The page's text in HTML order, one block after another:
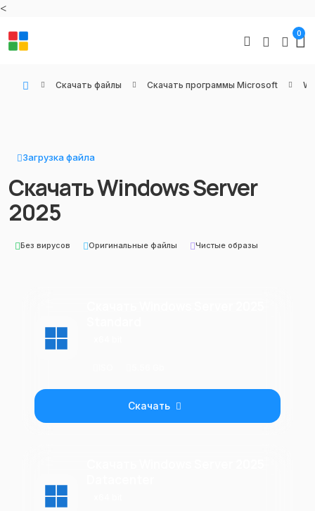
<
0
Скачать файлы Скачать программы Microsoft
Загрузка файла
Скачать Windows Server
2025
Без вирусов Оригинальные файлы Чистые образы
Скачать